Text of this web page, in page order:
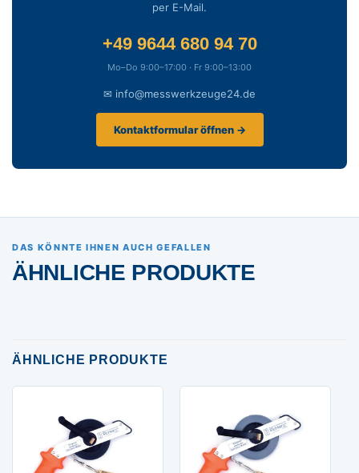
per E-Mail.
+49 9644 680 94 70
Mo–Do 9:00–17:00 · Fr 9:00–13:00
✉ info@messwerkzeuge24.de
Kontaktformular öffnen →
DAS KÖNNTE IHNEN AUCH GEFALLEN
ÄHNLICHE PRODUKTE
ÄHNLICHE PRODUKTE